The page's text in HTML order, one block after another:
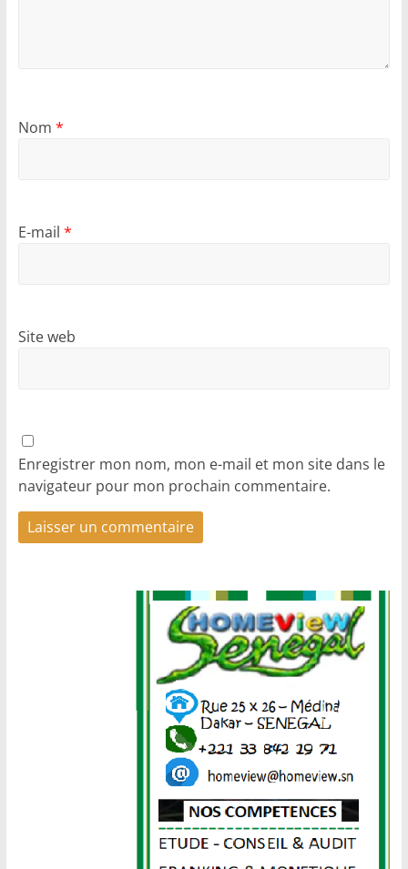
Nom *
E-mail *
Site web
Enregistrer mon nom, mon e-mail et mon site dans le
navigateur pour mon prochain commentaire.